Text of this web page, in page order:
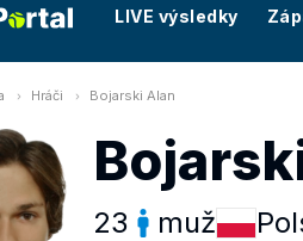
LIVE výsledky
Hráči Bojarski Alan
23 muž